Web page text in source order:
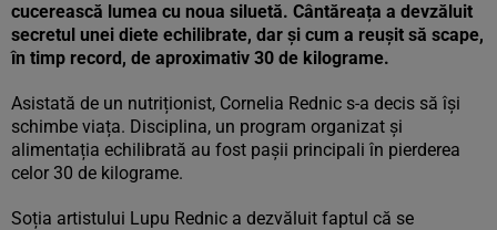
cucerească lumea cu noua siluetă. Cântăreața a devzăluit
secretul unei diete echilibrate, dar și cum a reușit să scape,
în timp record, de aproximativ 30 de kilograme.
Asistată de un nutriționist, Cornelia Rednic s-a decis să își
schimbe viața. Disciplina, un program organizat și
alimentația echilibrată au fost pașii principali în pierderea
celor 30 de kilograme.
Soția artistului Lupu Rednic a dezvăluit faptul că se